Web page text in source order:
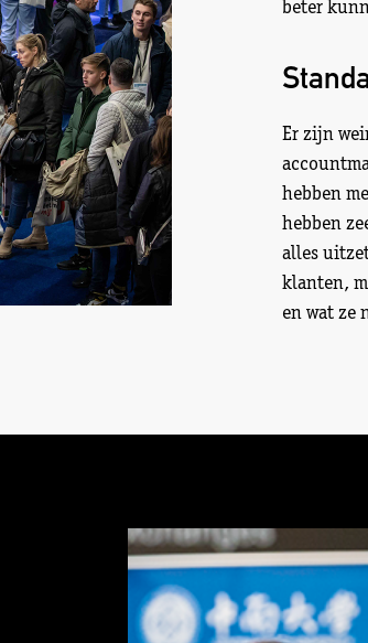
beter
Er zijn
hebben
hebben
alles
klanten,
en wat ze